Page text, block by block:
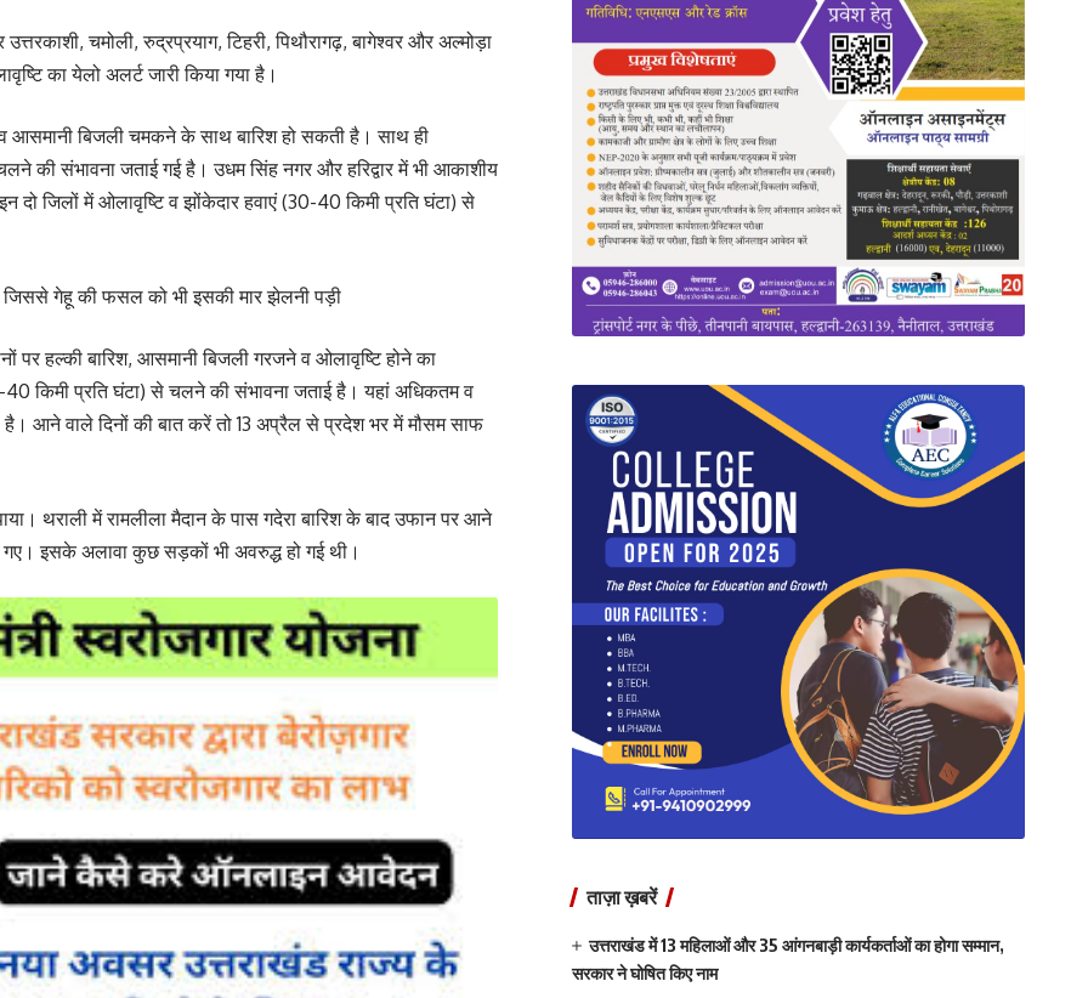
चमोली, रुद्रप्रयाग, टिहरी, पिथौरागढ़, बागेश्वर और अल्मोड़ा
का येलो अलर्ट जारी किया गया है।
व आसमानी बिजली चमकने के साथ बारिश हो सकती है। साथ ही
की संभावना जताई गई है। उधम सिंह नगर और हरिद्वार में भी आकाशीय
दो जिलों में ओलावृष्टि व झोंकेदार हवाएं (30-40 किमी प्रति घंटा) से
जिससे गेहू की फसल को भी इसकी मार झेलनी पड़ी
हल्की बारिश, आसमानी बिजली गरजने व ओलावृष्टि होने का
40 किमी प्रति घंटा) से चलने की संभावना जताई है। यहां अधिकतम व
है। आने वाले दिनों की बात करें तो 13 अप्रैल से प्रदेश भर में मौसम साफ
थराली में रामलीला मैदान के पास गदेरा बारिश के बाद उफान पर आने
इसके अलावा कुछ सड़कों भी अवरुद्ध हो गई थी।
ताज़ा ख़बरें
उत्तराखंड में 13 महिलाओं और 35 आंगनबाड़ी कार्यकर्ताओं का होगा सम्मान,
सरकार ने घोषित किए नाम